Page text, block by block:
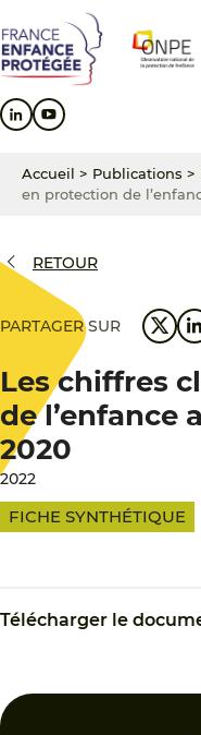
au
contenu
principal
au
menu
principal
au
pied
de
Accueil > Publications >
en protection de
RETOUR
PARTAGER SUR
Les chiffres
de l’enfance
2020
2022
FICHE SYNTHÉTIQUE
Télécharger le